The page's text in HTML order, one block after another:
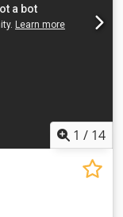
1 / 14